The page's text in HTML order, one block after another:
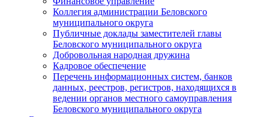
Коллегия администрации Беловского
муниципального округа
Публичные доклады заместителей главы
Беловского муниципального округа
Добровольная народная дружина
Кадровое обеспечение
Перечень информационных систем, банков
данных, реестров, регистров, находящихся в
ведении органов местного самоуправления
Беловского муниципального округа